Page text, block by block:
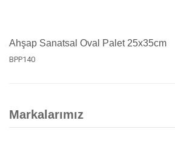
Ahşap Sanatsal Oval Palet 25x35cm
BPP140
Markalarımız